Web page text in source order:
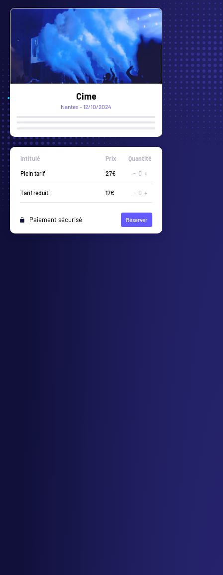
Intitulé Prix Quantité
- 0 +
- 0 +
Paiement sécurisé Réserver